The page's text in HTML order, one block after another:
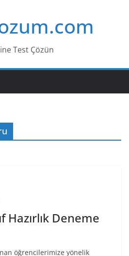
Test Çözün
Hazırlık Deneme
öğrencilerimize yönelik